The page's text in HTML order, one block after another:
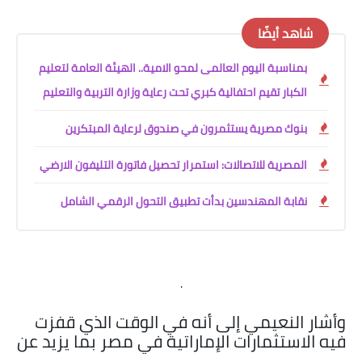
شاهد أيضًا
بمناسبة اليوم العالمى لمحو الامية.. الهيئة العامة لتعليم
الكبار تقيم احتفالية كبري تحت رعاية وزارة التربية والتعليم
بنوك مصرية يستثمرون في صندوق لرعاية المبتكرين
المصرية للاتصالات: استمرار تحصيل فاتورة التليفون الارضي
نقابة المهندسين بدأت تطبيق التحول الرقمي الشامل
.
وأشار النعيمي إلى أنه في الوقت الذي قفزت
فيه الاستثمارات الإماراتية في مصر بما يزيد عن